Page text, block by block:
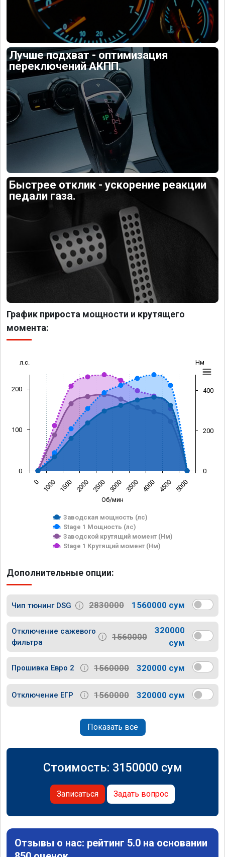
Лучше подхват - оптимизация
переключений АКПП.
Быстрее отклик - ускорение реакции
педали газа.
График прироста мощности и крутящего
момента:
Об/мин
л.с. Нм
Заводская мощность (лс)
Stage 1 Мощность (лс)
Заводской крутящий момент (Нм)
Stage 1 Крутящий момент (Нм)
0 1000 1500 2000 2500 3000 3500 4000 4500 5000
0
100
200
0
200
400
Дополнительные опции:
Чип тюнинг DSG 2830000 1560000 сум
Отключение сажевого
фильтра
1560000
320000
сум
Прошивка Евро 2 1560000 320000 сум
Отключение ЕГР 1560000 320000 сум
Показать все
Стоимость: 3150000 сум
Записаться Задать вопрос
Отзывы о нас: рейтинг 5.0 на основании